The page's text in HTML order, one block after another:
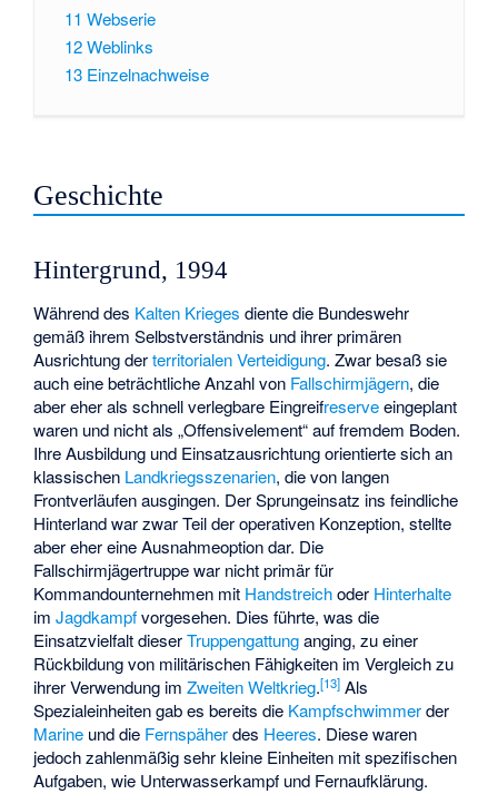
11 Webserie
12Weblinks
13 Einzelnachweise
Geschichte
Hintergrund, 1994
Während des Kalten Krieges diente die Bundeswehr
gemäß ihrem Selbstverständnis und ihrer primären
Ausrichtung derterritorialen Verteidigung. Zwar besaß sie
auch eine beträchtliche Anzahl von Fallschirmjägern, die
aber eher als schnell verlegbare Eingreifreserveeingeplant
waren und nicht als „Offensivelement“ auf fremdem Boden.
Ihre Ausbildung und Einsatzausrichtung orientierte sich an
klassischen Landkriegsszenarien, die von langen
Frontverläufen ausgingen. Der Sprungeinsatz ins feindliche
Hinterland war zwar Teil der operativen Konzeption, stellte
aber eher eine Ausnahmeoption dar. Die
Fallschirmjägertruppe war nicht primär für
Kommandounternehmen mit Handstreichoder Hinterhalte
imJagdkampfvorgesehen. Dies führte, was die
Einsatzvielfalt dieserTruppengattunganging, zu einer
Rückbildung von militärischen Fähigkeiten im Vergleich zu
ihrer Verwendung imZweiten Weltkrieg.[13] Als
Spezialeinheiten gab es bereits die Kampfschwimmerder
Marine und die Fernspäherdes Heeres. Diese waren
jedoch zahlenmäßig sehr kleine Einheiten mit spezifischen
Aufgaben, wie Unterwasserkampf und Fernaufklärung.